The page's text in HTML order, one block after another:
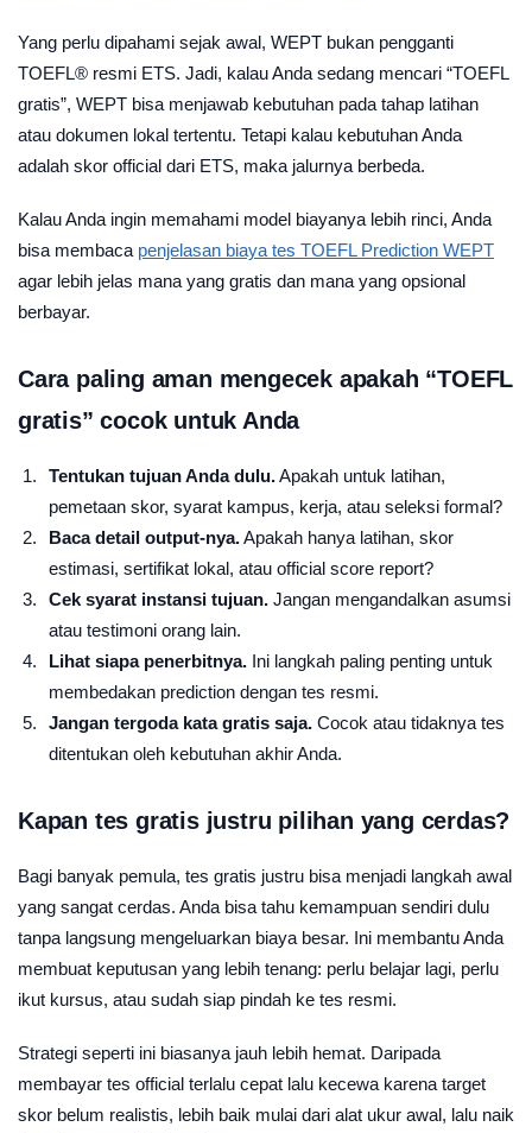
Yang perlu dipahami sejak awal, WEPT bukan pengganti
TOEFL® resmi ETS. Jadi, kalau Anda sedang mencari “TOEFL
gratis”, WEPT bisa menjawab kebutuhan pada tahap latihan
atau dokumen lokal tertentu. Tetapi kalau kebutuhan Anda
adalah skor official dari ETS, maka jalurnya berbeda.
Kalau Anda ingin memahami model biayanya lebih rinci, Anda
bisa membaca penjelasan biaya tes TOEFL Prediction WEPT
agar lebih jelas mana yang gratis dan mana yang opsional
berbayar.
Cara paling aman mengecek apakah “TOEFL
gratis” cocok untuk Anda
Tentukan tujuan Anda dulu.Apakah untuk latihan,
pemetaan skor, syarat kampus, kerja, atau seleksi formal?
Baca detail output-nya.Apakah hanya latihan, skor
estimasi, sertifikat lokal, atau official score report?
Cek syarat instansi tujuan. Jangan mengandalkan asumsi
atau testimoni orang lain.
Lihat siapa penerbitnya. Ini langkah paling penting untuk
membedakan prediction dengan tes resmi.
Jangan tergoda kata gratis saja. Cocok atau tidaknya tes
ditentukan oleh kebutuhan akhir Anda.
Kapan tes gratis justru pilihan yang cerdas?
Bagi banyak pemula, tes gratis justru bisa menjadi langkah awal
yang sangat cerdas. Anda bisa tahu kemampuan sendiri dulu
tanpa langsung mengeluarkan biaya besar. Ini membantu Anda
membuat keputusan yang lebih tenang: perlu belajar lagi, perlu
ikut kursus, atau sudah siap pindah ke tes resmi.
Strategi seperti ini biasanya jauh lebih hemat. Daripada
membayar tes official terlalu cepat lalu kecewa karena target
skor belum realistis, lebih baik mulai dari alat ukur awal, lalu naik